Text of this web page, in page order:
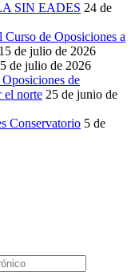
SIN EADES 24 de
de Oposiciones a
15 de julio de 2026
5 de julio de 2026
de
el norte 25 de junio de
Conservatorio 5 de